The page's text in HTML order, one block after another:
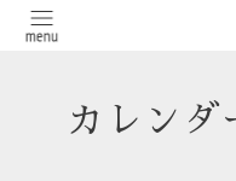
カレン